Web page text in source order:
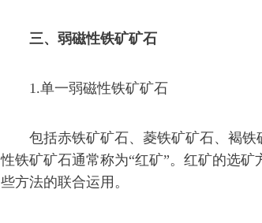
三、弱磁性铁矿矿石
1.单一弱磁性铁矿矿石
包括赤铁矿矿石、菱铁矿矿石、褐铁
性铁矿矿石通常称为“红矿”。红矿的选
些方法的联合运用。